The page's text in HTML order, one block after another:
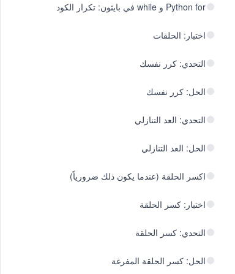
Python for و while في بايثون: تكرار الكود
اختبار: الحلقات
التحدي: كرر نفسك
الحل: كرر نفسك
التحدي: العد التنازلي
الحل: العد التنازلي
اكسر الحلقة (عندما يكون ذلك ضرورياً)
اختبار: كسر الحلقة
التحدي: كسر الحلقة
الحل: كسر الحلقة المفرغة